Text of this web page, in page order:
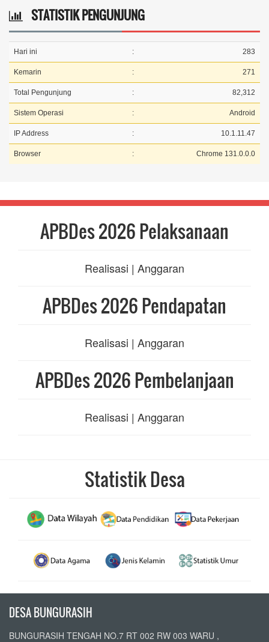
STATISTIK PENGUNJUNG
Hari ini : 283
Kemarin : 271
Total Pengunjung : 82,312
Sistem Operasi : Android
IP Address : 10.1.11.47
Browser : Chrome 131.0.0.0
APBDes 2026 Pelaksanaan
Realisasi | Anggaran
APBDes 2026 Pendapatan
Realisasi | Anggaran
APBDes 2026 Pembelanjaan
Realisasi | Anggaran
Statistik Desa
DESA BUNGURASIH
BUNGURASIH TENGAH NO.7 RT 002 RW 003 WARU ,